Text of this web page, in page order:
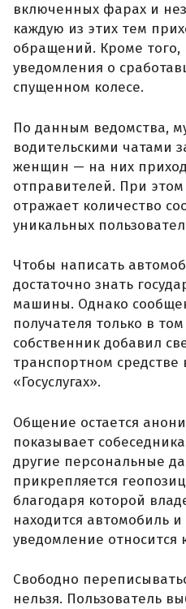
включенных фарах и
каждую из этих тем
обращений. Кроме того,
уведомления о
спущенном колесе.
По данным ведомства,
водительскими чатами
женщин — на них
отправителей. При этом
отражает количество
уникальных
Чтобы написать
достаточно знать
машины. Однако
получателя только в
собственник добавил
транспортном
«Госуслугах».
Общение остается
показывает
другие персональные
прикрепляется
благодаря которой
находится автомобиль
уведомление относится
Свободно
нельзя. Пользователь